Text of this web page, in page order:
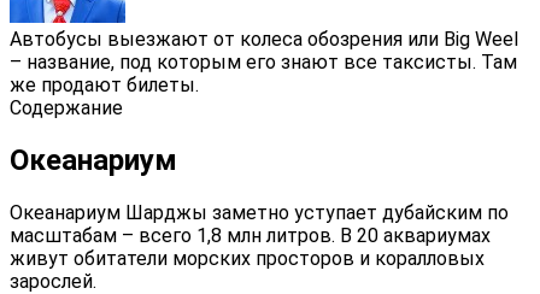
Автобусы выезжают от колеса обозрения или Big Weel
– название, под которым его знают все таксисты. Там
же продают билеты.
Содержание
Океанариум
Океанариум Шарджы заметно уступает дубайским по
масштабам – всего 1,8 млн литров. В 20 аквариумах
живут обитатели морских просторов и коралловых
зарослей.